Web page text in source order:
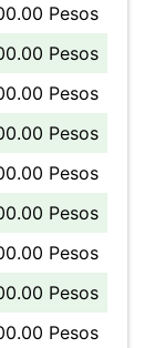
Pesos
Pesos
Pesos
Pesos
Pesos
Pesos
Pesos
Pesos
Pesos